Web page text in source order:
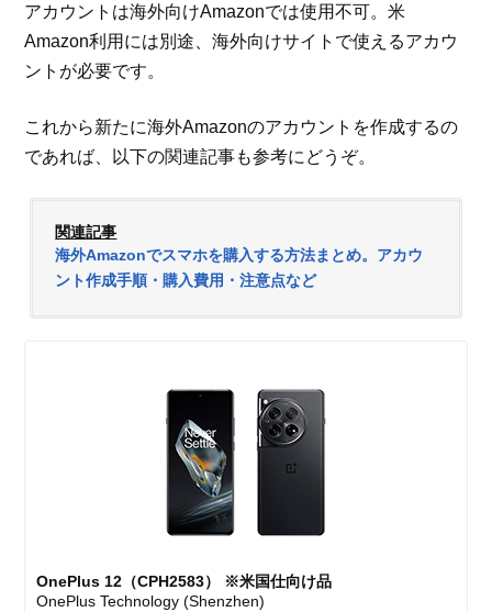
アカウントは海外向けAmazonでは使用不可。米
Amazon利用には別途、海外向けサイトで使えるアカウ
ントが必要です。
これから新たに海外Amazonのアカウントを作成するの
であれば、以下の関連記事も参考にどうぞ。
関連記事
海外Amazonでスマホを購入する方法まとめ。アカウ
ント作成手順・購入費用・注意点など
OnePlus 12（CPH2583） ※米国仕向け品
OnePlus Technology (Shenzhen)